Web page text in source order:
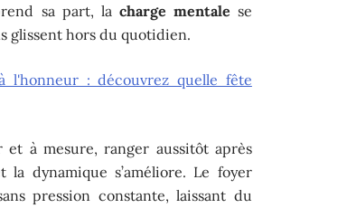
sa part, la charge mentale se
glissent hors du quotidien.
l'honneur : découvrez quelle fête
à mesure, ranger aussitôt après
dynamique s’améliore. Le foyer
pression constante, laissant du